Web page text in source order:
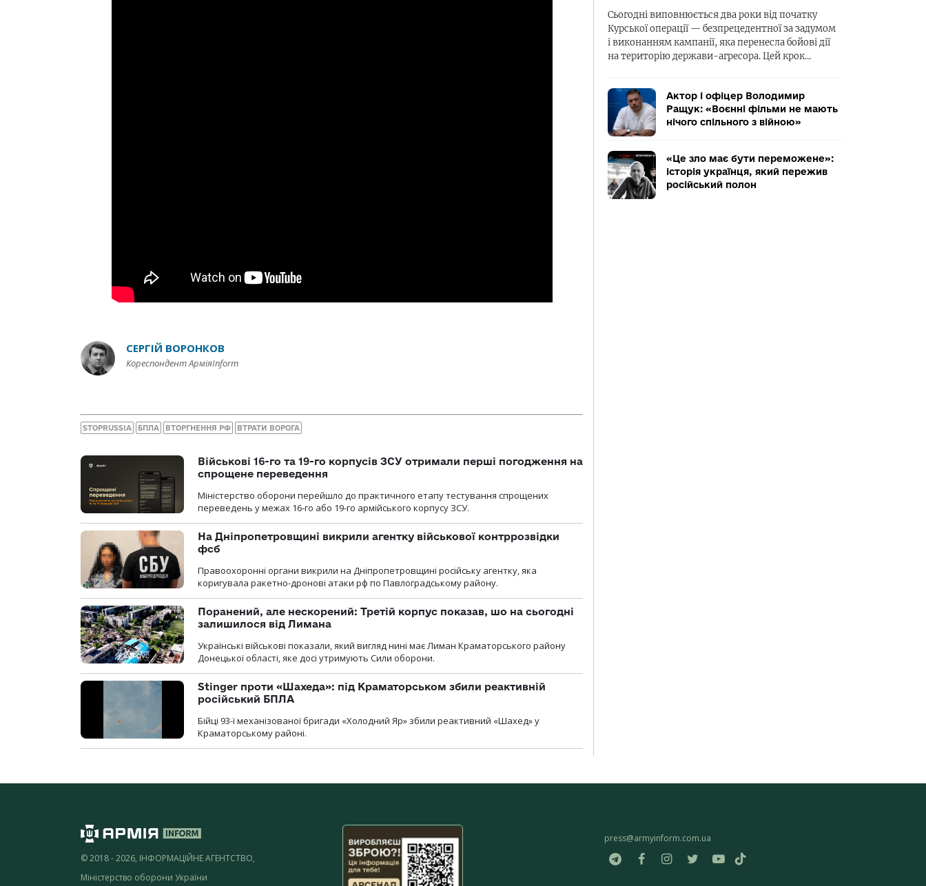
СЕРГІЙ ВОРОНКОВ
Кореспондент АрміяInform
STOPRUSSIA БПЛА ВТОРГНЕННЯ РФ ВТРАТИ ВОРОГА
Військові 16-го та 19-го корпусів ЗСУ отримали перші погодження на
спрощене переведення
Міністерство оборони перейшло до практичного етапу тестування спрощених
переведень у межах 16-го або 19-го армійського корпусу ЗСУ.
На Дніпропетровщині викрили агентку військової контррозвідки
фсб
Правоохоронні органи викрили на Дніпропетровщині російську агентку, яка
коригувала ракетно-дронові атаки рф по Павлоградському району.
Поранений, але нескорений: Третій корпус показав, шо на сьогодні
залишилося від Лимана
Українські військові показали, який вигляд нині має Лиман Краматорського району
Донецької області, яке досі утримують Сили оборони.
Stinger проти «Шахеда»: під Краматорськом збили реактивній
російський БПЛА
Бійці 93-ї механізованої бригади «Холодний Яр» збили реактивний «Шахед» у
Краматорському районі.
Сьогодні виповнюється два роки від початку
Курської операції — безпрецедентної за задумом
і виконанням кампанії, яка перенесла бойові дії
на територію держави-агресора. Цей крок…
Актор і офіцер Володимир
Ращук: «Воєнні фільми не мають
нічого спільного з війною»
«Це зло має бути переможене»:
історія українця, який пережив
російський полон
© 2018 - 2026, ІНФОРМАЦІЙНЕ АГЕНТСТВО,
Міністерство оборони України
press@armyinform.com.ua